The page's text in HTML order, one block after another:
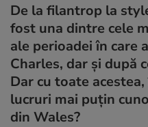
De la filantrop la
fost una dintre cele
ale perioadei în care
Charles, dar și după
Dar cu toate
lucruri mai puțin
din Wales?